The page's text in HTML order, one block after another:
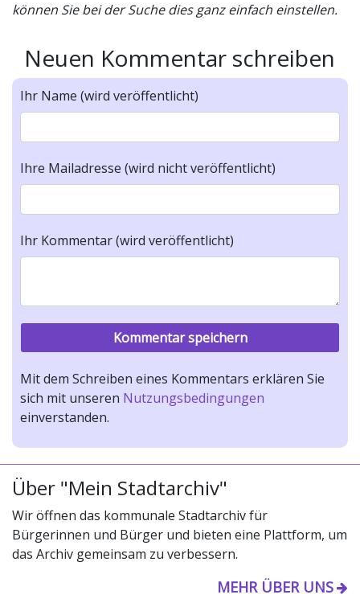
können Sie bei der Suche dies ganz einfach einstellen.
Neuen Kommentar schreiben
Ihr Name (wird veröffentlicht)
Ihre Mailadresse (wird nicht veröffentlicht)
Ihr Kommentar (wird veröffentlicht)
Mit dem Schreiben eines Kommentars erklären Sie
sich mit unseren Nutzungsbedingungen
einverstanden.
Über "Mein Stadtarchiv"
Wir öffnen das kommunale Stadtarchiv für
Bürgerinnen und Bürger und bieten eine Plattform, um
das Archiv gemeinsam zu verbessern.
MEHR ÜBER UNS